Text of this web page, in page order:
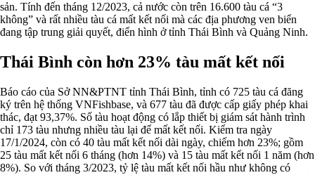
sản. Tính đến tháng 12/2023, cả nước còn trên 16.600 tàu cá “3
không” và rất nhiều tàu cá mất kết nối mà các địa phương ven biển
đang tập trung giải quyết, điển hình ở tỉnh Thái Bình và Quảng Ninh.
Thái Bình còn hơn 23% tàu mất kết nối
Báo cáo của Sở NN&PTNT tỉnh Thái Bình, tỉnh có 725 tàu cá đăng
ký trên hệ thống VNFishbase, và 677 tàu đã được cấp giấy phép khai
thác, đạt 93,37%. Số tàu hoạt động có lắp thiết bị giám sát hành trình
chỉ 173 tàu nhưng nhiều tàu lại để mất kết nối. Kiểm tra ngày
17/1/2024, còn có 40 tàu mất kết nối dài ngày, chiếm hơn 23%; gồm
25 tàu mất kết nối 6 tháng (hơn 14%) và 15 tàu mất kết nối 1 năm (hơn
8%). So với tháng 3/2023, tỷ lệ tàu mất kết nối hầu như không có